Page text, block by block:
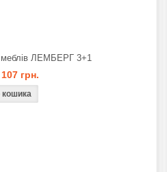
меблів ЛЕМБЕРГ 3+1
грн.